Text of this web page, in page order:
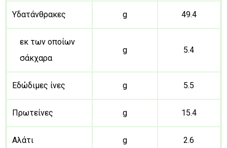
Υδατάνθρακες g 49.4
εκ των οποίων
σάκχαρα
g 5.4
Εδώδιμες ίνες g 5.5
Πρωτείνες g 15.4
Αλάτι g 2.6